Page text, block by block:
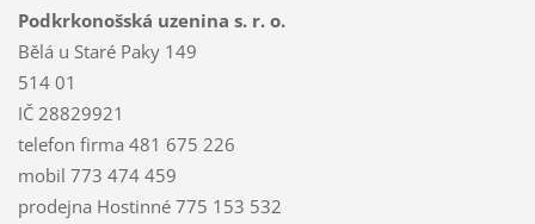
Podkrkonošská uzenina s. r. o.
Bělá u Staré Paky 149
514 01
IČ 28829921
telefon firma 481 675 226
mobil 773 474 459
prodejna Hostinné 775 153 532